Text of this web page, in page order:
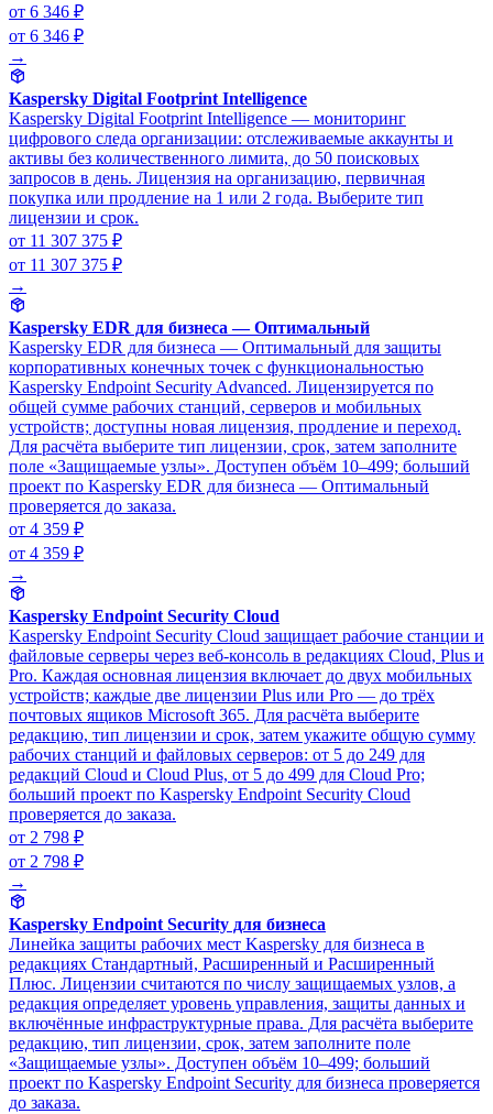
от 6 346 ₽
от 6 346 ₽
→
Kaspersky Digital Footprint Intelligence
Kaspersky Digital Footprint Intelligence — мониторинг
цифрового следа организации: отслеживаемые аккаунты и
активы без количественного лимита, до 50 поисковых
запросов в день. Лицензия на организацию, первичная
покупка или продление на 1 или 2 года. Выберите тип
лицензии и срок.
от 11 307 375 ₽
от 11 307 375 ₽
→
Kaspersky EDR для бизнеса — Оптимальный
Kaspersky EDR для бизнеса — Оптимальный для защиты
корпоративных конечных точек с функциональностью
Kaspersky Endpoint Security Advanced. Лицензируется по
общей сумме рабочих станций, серверов и мобильных
устройств; доступны новая лицензия, продление и переход.
Для расчёта выберите тип лицензии, срок, затем заполните
поле «Защищаемые узлы». Доступен объём 10–499; больший
проект по Kaspersky EDR для бизнеса — Оптимальный
проверяется до заказа.
от 4 359 ₽
от 4 359 ₽
→
Kaspersky Endpoint Security Cloud
Kaspersky Endpoint Security Cloud защищает рабочие станции и
файловые серверы через веб-консоль в редакциях Cloud, Plus и
Pro. Каждая основная лицензия включает до двух мобильных
устройств; каждые две лицензии Plus или Pro — до трёх
почтовых ящиков Microsoft 365. Для расчёта выберите
редакцию, тип лицензии и срок, затем укажите общую сумму
рабочих станций и файловых серверов: от 5 до 249 для
редакций Cloud и Cloud Plus, от 5 до 499 для Cloud Pro;
больший проект по Kaspersky Endpoint Security Cloud
проверяется до заказа.
от 2 798 ₽
от 2 798 ₽
→
Kaspersky Endpoint Security для бизнеса
Линейка защиты рабочих мест Kaspersky для бизнеса в
редакциях Стандартный, Расширенный и Расширенный
Плюс. Лицензии считаются по числу защищаемых узлов, а
редакция определяет уровень управления, защиты данных и
включённые инфраструктурные права. Для расчёта выберите
редакцию, тип лицензии, срок, затем заполните поле
«Защищаемые узлы». Доступен объём 10–499; больший
проект по Kaspersky Endpoint Security для бизнеса проверяется
до заказа.